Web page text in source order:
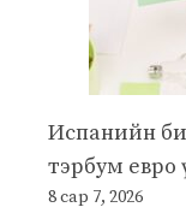
Испанийн
тэрбум евро
8 сар 7, 2026